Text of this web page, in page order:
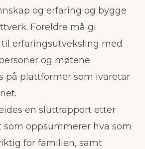
og erfaring og bygge
Foreldre må gi
erfaringsutveksling med
og møtene
på plattformer som ivaretar
en sluttrapport etter
som oppsummerer hva som
for familien, samt